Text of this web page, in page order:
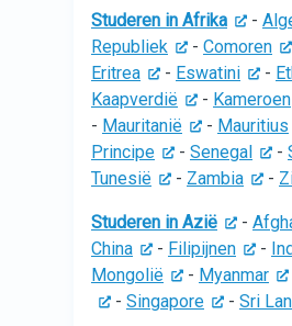
Studeren in Afrika -
Republiek
- Comoren
Eritrea
- Eswatini -
Kaapverdië
- Kameroen
- Mauritanië - Mauritius
Principe
- Senegal -
Tunesië
- Zambia -
Studeren in Azië -
China
- Filipijnen -
Mongolië
- Myanmar
- Singapore - Sri